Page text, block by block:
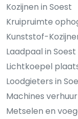
Kozijnen in Soest
Kruipruimte
Kunststof-
Laadpaal in Soest
Lichtkoepel
Loodgieters in
Machines
Metselen en